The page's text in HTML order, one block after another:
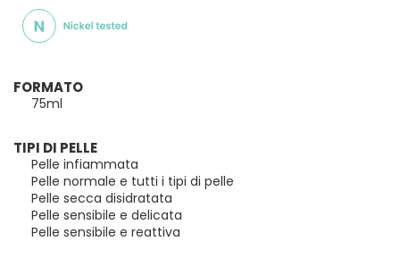
FORMATO
75ml
TIPI DI PELLE
Pelle infiammata
Pelle normale e tutti i tipi di pelle
Pelle secca disidratata
Pelle sensibile e delicata
Pelle sensibile e reattiva